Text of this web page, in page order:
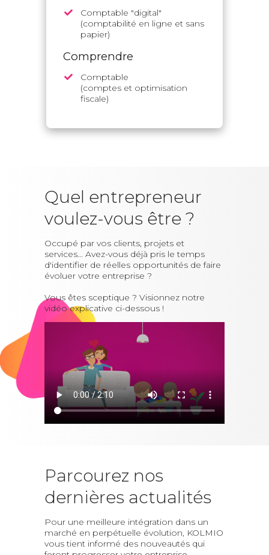
Comptable "digital"
(comptabilité en ligne et sans
papier)
Comprendre
Comptable
(comptes et optimisation
fiscale)
Quel entrepreneur
voulez-vous être ?
Occupé par vos clients, projets et
services... Avez-vous déjà pris le temps
d'identifier de réelles opportunités de faire
évoluer votre entreprise ?
Vous êtes sceptique ? Visionnez notre
vidéo explicative ci-dessous !
Parcourez nos
dernières actualités
Pour une meilleure intégration dans un
marché en perpétuelle évolution, KOLMIO
vous tient informé des nouveautés qui